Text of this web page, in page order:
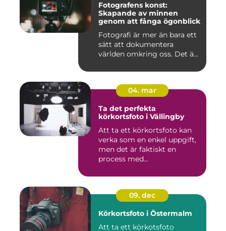
Fotografens konst:
Skapande av minnen
genom att fånga ögonblick
Fotografi är mer än bara ett
sätt att dokumentera
världen omkring oss. Det ä...
04. mar
Ta det perfekta
körkortsfoto i Vällingby
Att ta ett körkortsfoto kan
verka som en enkel uppgift,
men det är faktiskt en
process med...
09. dec
Körkortsfoto i Östermalm
Att ta ett körkotsfoto